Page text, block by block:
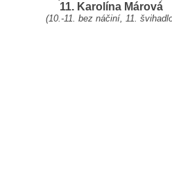
11. Karolína Márová
(10.-11. bez náčiní, 11.